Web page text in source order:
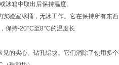
冰箱中取出后保持温度。
实验室冰桶，无冰工作。它在保持所有东
保持-20°C至8°C的温度长
见的实心、钻孔铝块。它们消除了使用多